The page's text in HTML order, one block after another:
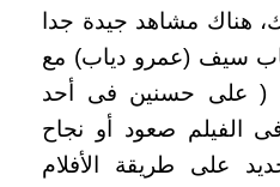
هناك مشاهد جيدة جدا
سيف (عمرو دياب) مع
( على حسنين فى أحد
الفيلم صعود أو نجاح
على طريقة الأفلام